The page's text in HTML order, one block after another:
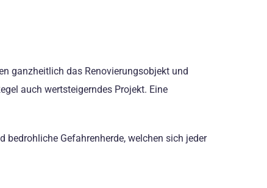
ganzheitlich das Renovierungsobjekt und
auch wertsteigerndes Projekt. Eine
Gefahrenherde, welchen sich jeder